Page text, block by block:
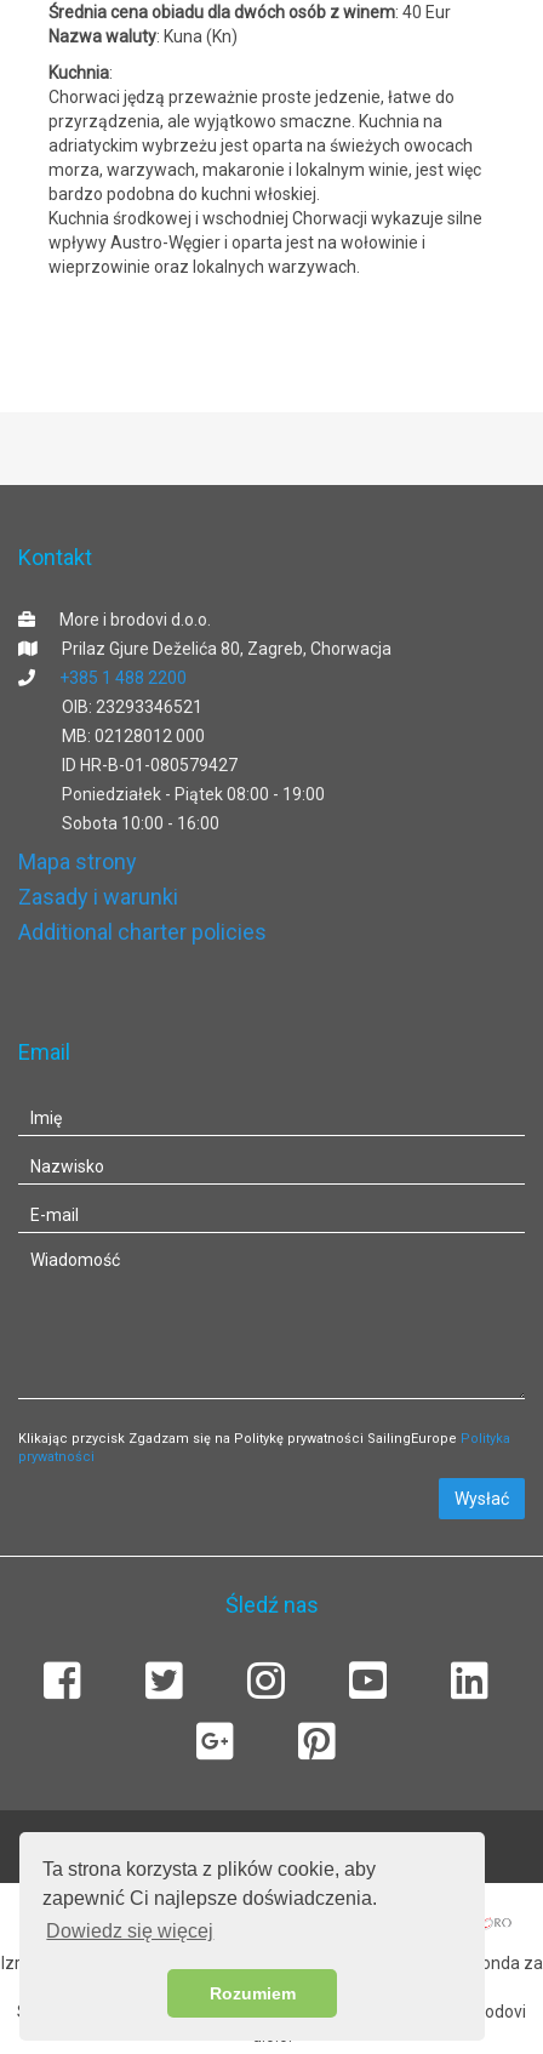
Ta strona korzysta z plików cookie, aby
zapewnić Ci najlepsze doświadczenia.
Dowiedz się więcej
Rozumiem
Średnia cena obiadu dla dwóch osób z winem: 40 Eur
Nazwa waluty: Kuna (Kn)
Kuchnia:
Chorwaci jędzą przeważnie proste jedzenie, łatwe do
przyrządzenia, ale wyjątkowo smaczne. Kuchnia na
adriatyckim wybrzeżu jest oparta na świeżych owocach
morza, warzywach, makaronie i lokalnym winie, jest więc
bardzo podobna do kuchni włoskiej.
Kuchnia środkowej i wschodniej Chorwacji wykazuje silne
wpływy Austro-Węgier i oparta jest na wołowinie i
wieprzowinie oraz lokalnych warzywach.
Kontakt
More i brodovi d.o.o.
Prilaz Gjure Deželića 80, Zagreb, Chorwacja
+385 1 488 2200
OIB: 23293346521
MB: 02128012 000
ID HR-B-01-080579427
Poniedziałek - Piątek 08:00 - 19:00
Sobota 10:00 - 16:00
Mapa strony
Zasady i warunki
Additional charter policies
Email
Klikając przycisk Zgadzam się na Politykę prywatności SailingEurope Polityka
prywatności
Wysłać
Śledź nas
Izradu web stranice sufinancirala Europska unija iz Europskog fonda za
regionalni razvoj.
Sadržaj web strancie isključiva je odgovornost tvrtke More i brodovi